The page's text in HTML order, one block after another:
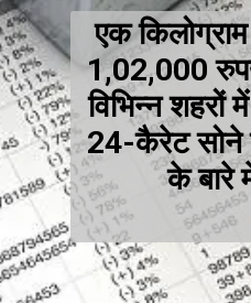
एक
1,02,000
विभिन्न
24-कैरेट सोने
के बारे